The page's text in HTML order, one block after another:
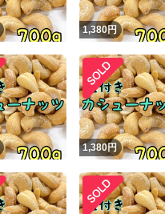
1,380円
1,380円